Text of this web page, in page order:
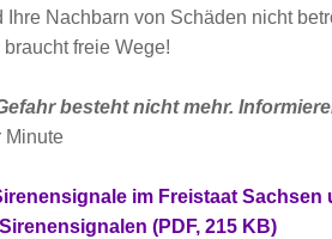
Ihre Nachbarn von Schäden nicht
freie Wege!
besteht nicht mehr.
Minute
im Freistaat
(PDF, 215 KB)